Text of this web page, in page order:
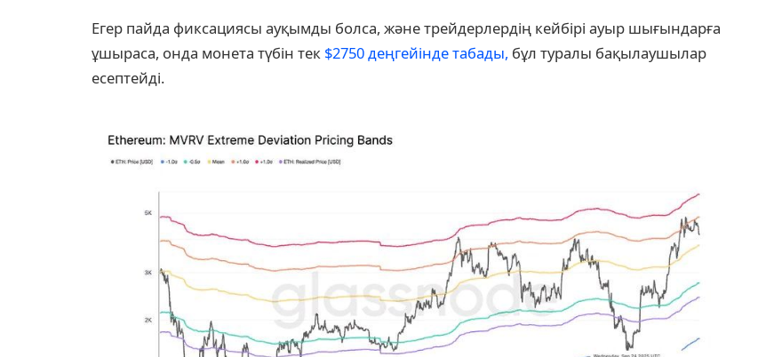
Егер пайда фиксациясы ауқымды болса, және трейдерлердің кейбірі ауыр шығындарға
ұшыраса, онда монета түбін тек $2750 деңгейінде табады, бұл туралы бақылаушылар
есептейді.